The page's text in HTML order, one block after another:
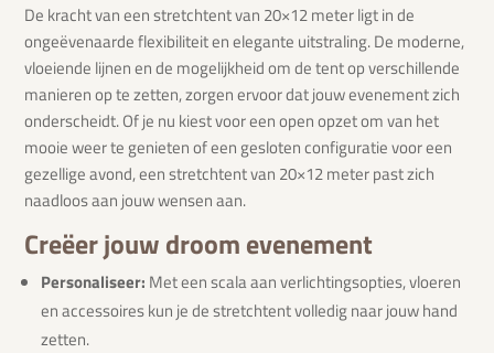
De kracht van een stretchtent van 20×12 meter ligt in de
ongeëvenaarde flexibiliteit en elegante uitstraling. De moderne,
vloeiende lijnen en de mogelijkheid om de tent op verschillende
manieren op te zetten, zorgen ervoor dat jouw evenement zich
onderscheidt. Of je nu kiest voor een open opzet om van het
mooie weer te genieten of een gesloten configuratie voor een
gezellige avond, een stretchtent van 20×12 meter past zich
naadloos aan jouw wensen aan.
Creëer jouw droom evenement
Personaliseer: Met een scala aan verlichtingsopties, vloeren
en accessoires kun je de stretchtent volledig naar jouw hand
zetten.